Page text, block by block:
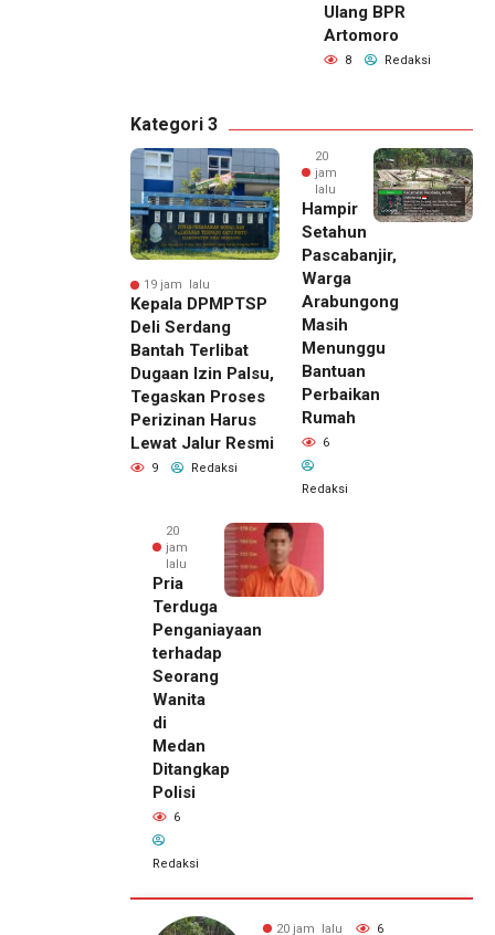
Ulang BPR
Artomoro
8 Redaksi
Kategori 3
19 jam lalu
Kepala DPMPTSP
Deli Serdang
Bantah Terlibat
Dugaan Izin Palsu,
Tegaskan Proses
Perizinan Harus
Lewat Jalur Resmi
9 Redaksi
20
jam
lalu
Hampir
Setahun
Pascabanjir,
Warga
Arabungong
Masih
Menunggu
Bantuan
Perbaikan
Rumah
6
Redaksi
20
jam
lalu
Pria
Terduga
Penganiayaan
terhadap
Seorang
Wanita
di
Medan
Ditangkap
Polisi
6
Redaksi
20 jam lalu 6
19 jam lalu